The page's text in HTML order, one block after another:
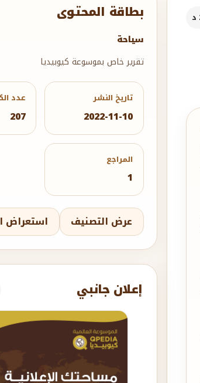
بطاقة المحتوى
سياحة
تقرير خاص بموسوعة كيوبيديا
تاريخ النشر
2022-11-10
عدد
207
المراجع
1
عرض التصنيف استعراض
إعلان جانبي